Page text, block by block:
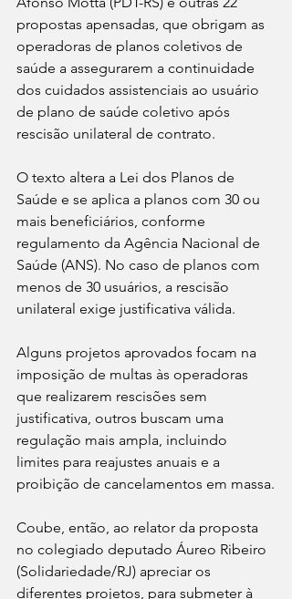
propostas apensadas, que obrigam as
operadoras de planos coletivos de
saúde a assegurarem a continuidade
dos cuidados assistenciais ao usuário
de plano de saúde coletivo após
rescisão unilateral de contrato.
O texto altera a Lei dos Planos de
Saúde e se aplica a planos com 30 ou
mais beneficiários, conforme
regulamento da Agência Nacional de
Saúde (ANS). No caso de planos com
menos de 30 usuários, a rescisão
unilateral exige justificativa válida.
Alguns projetos aprovados focam na
imposição de multas às operadoras
que realizarem rescisões sem
justificativa, outros buscam uma
regulação mais ampla, incluindo
limites para reajustes anuais e a
proibição de cancelamentos em massa.
Coube, então, ao relator da proposta
no colegiado deputado Áureo Ribeiro
(Solidariedade/RJ) apreciar os
diferentes projetos, para submeter à